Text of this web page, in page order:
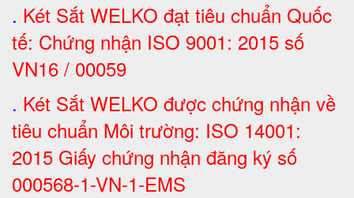
. Két Sắt WELKO đạt tiêu chuẩn Quốc
tế: Chứng nhận ISO 9001: 2015 số
VN16 / 00059
. Két Sắt WELKO được chứng nhận về
tiêu chuẩn Môi trường: ISO 14001:
2015 Giấy chứng nhận đăng ký số
000568-1-VN-1-EMS